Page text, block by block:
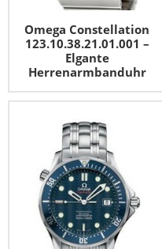
Omega Constellation
123.10.38.21.01.001 –
Elgante
Herrenarmbanduhr